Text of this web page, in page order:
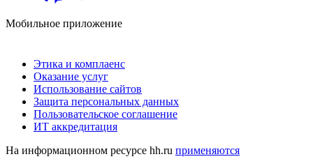
Мобильное приложение
Этика и комплаенс
Оказание услуг
Использование сайтов
Защита персональных данных
Пользовательское соглашение
ИТ аккредитация
На информационном ресурсе hh.ru применяются